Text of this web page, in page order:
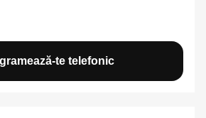
te telefonic